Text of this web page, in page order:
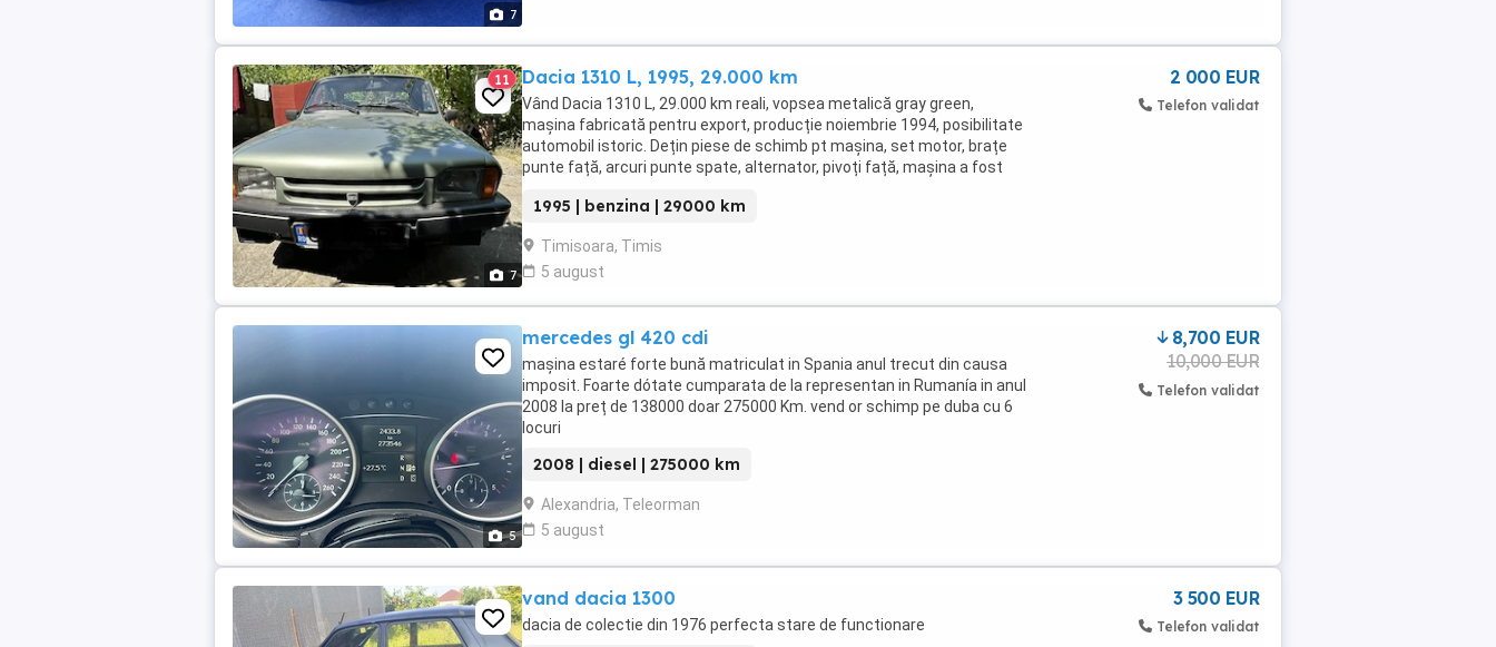
7
7
11 Dacia 1310 L, 1995, 29.000 km
Vând Dacia 1310 L, 29.000 km reali, vopsea metalică gray green,
mașina fabricată pentru export, producție noiembrie 1994, posibilitate
automobil istoric. Dețin piese de schimb pt mașina, set motor, brațe
punte față, arcuri punte spate, alternator, pivoți față, mașina a fost
1995 | benzina | 29000 km
Timisoara, Timis
5 august
2 000 EUR
Telefon validat
5
mercedes gl 420 cdi
mașina estaré forte bună matriculat in Spania anul trecut din causa
imposit. Foarte dótate cumparata de la representan in Rumanía in anul
2008 la preț de 138000 doar 275000 Km. vend or schimp pe duba cu 6
locuri
2008 | diesel | 275000 km
Alexandria, Teleorman
5 august
8,700 EUR
10,000 EUR
Telefon validat
vand dacia 1300
dacia de colectie din 1976 perfecta stare de functionare
3 500 EUR
Telefon validat